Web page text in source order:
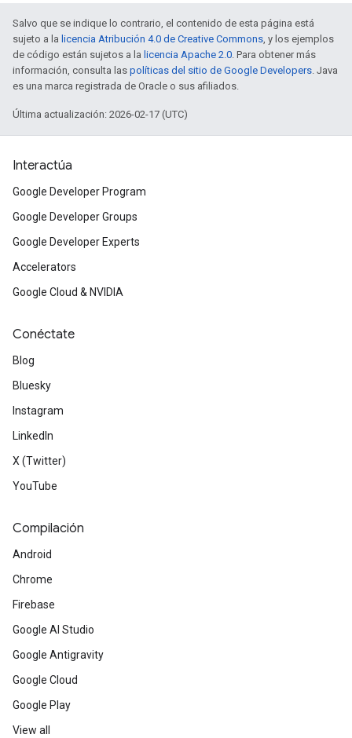
Salvo que se indique lo contrario, el contenido de esta página está
sujeto a la licencia Atribución 4.0 de Creative Commons, y los ejemplos
de código están sujetos a la licencia Apache 2.0. Para obtener más
información, consulta las políticas del sitio de Google Developers. Java
es una marca registrada de Oracle o sus afiliados.
Última actualización: 2026-02-17 (UTC)
Interactúa
Google Developer Program
Google Developer Groups
Google Developer Experts
Accelerators
Google Cloud & NVIDIA
Conéctate
Blog
Bluesky
Instagram
LinkedIn
X (Twitter)
YouTube
Compilación
Android
Chrome
Firebase
Google AI Studio
Google Antigravity
Google Cloud
Google Play
View all